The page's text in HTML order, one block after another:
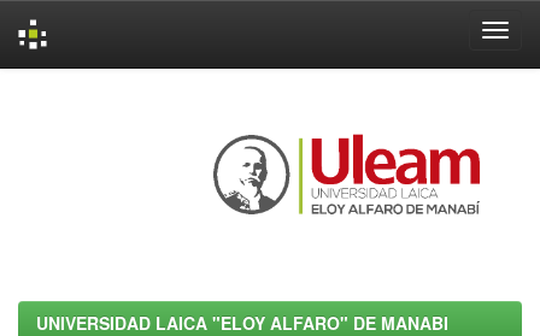
UNIVERSIDAD LAICA "ELOY ALFARO" DE MANABI